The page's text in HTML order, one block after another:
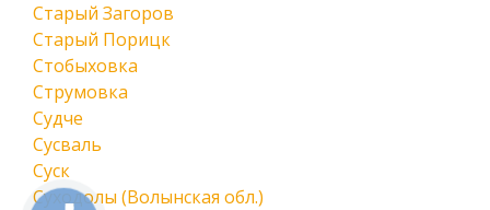
Старый Загоров
Старый Порицк
Стобыховка
Струмовка
Судче
Сусваль
Суск
Суходолы (Волынская обл.)